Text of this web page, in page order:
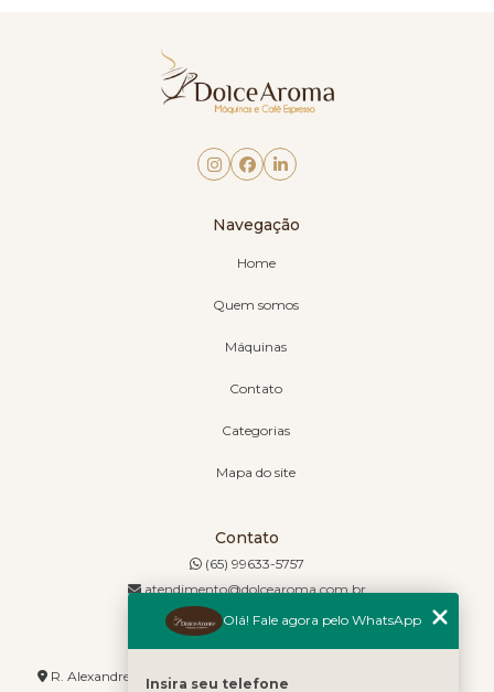
Navegação
Home
Quem somos
Máquinas
Contato
Categorias
Mapa do site
Contato
(65) 99633-5757
atendimento@dolcearoma.com.br
Endereço
R. Alexandre de Barros, 1730 - Jordão - Cuiabá - MT - 78085-636
Olá! Fale agora pelo WhatsApp
Insira seu telefone